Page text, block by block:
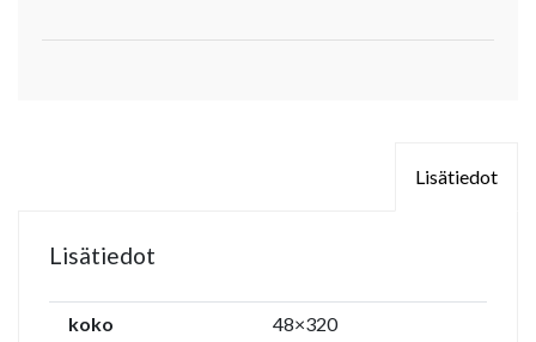
Lisätiedot
Lisätiedot
koko
48×320